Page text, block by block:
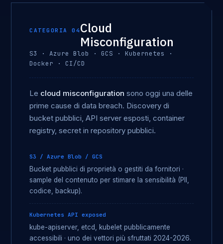
CATEGORIA 04 Cloud
Misconfiguration
S3 · Azure Blob · GCS · Kubernetes ·
Docker · CI/CD
Le cloud misconfiguration sono oggi una delle
prime cause di data breach. Discovery di
bucket pubblici, API server esposti, container
registry, secret in repository pubblici.
S3 / Azure Blob / GCS
Bucket pubblici di proprietà o gestiti da fornitori ·
sample del contenuto per stimare la sensibilità (PII,
codice, backup).
Kubernetes API exposed
kube-apiserver, etcd, kubelet pubblicamente
accessibili · uno dei vettori più sfruttati 2024-2026.